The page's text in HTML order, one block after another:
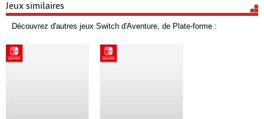
Jeux similaires
Découvrez d'autres jeux Switch d'Aventure, de Plate-forme :